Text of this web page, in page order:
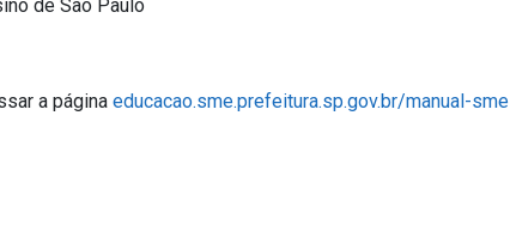
de São Paulo
a página educacao.sme.prefeitura.sp.gov.br/manual-sme